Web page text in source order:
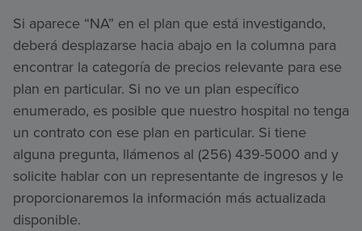
Si aparece “NA” en el plan que está investigando,
deberá desplazarse hacia abajo en la columna para
encontrar la categoría de precios relevante para ese
plan en particular. Si no ve un plan específico
enumerado, es posible que nuestro hospital no tenga
un contrato con ese plan en particular. Si tiene
alguna pregunta, llámenos al (256) 439-5000 and y
solicite hablar con un representante de ingresos y le
proporcionaremos la información más actualizada
disponible.